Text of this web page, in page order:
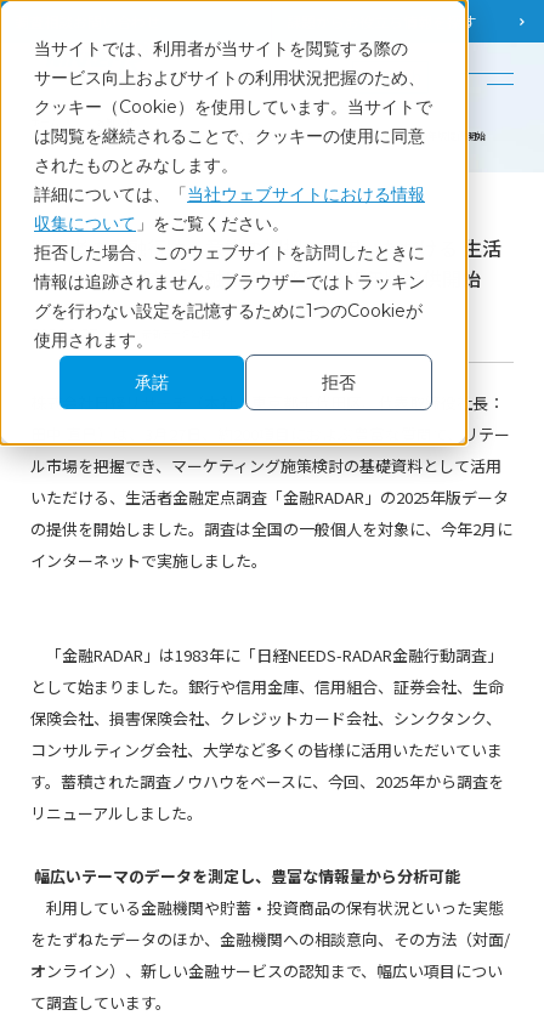
当サイトでは、利用者が当サイトを閲覧する際の
サービス向上およびサイトの利用状況把握のため、
クッキー（Cookie）を使用しています。当サイトで
は閲覧を継続されることで、クッキーの使用に同意
されたものとみなします。
詳細については、「当社ウェブサイトにおける情報
収集について 」をご覧ください。
拒否した場合、このウェブサイトを訪問したときに
情報は追跡されません。ブラウザーではトラッキン
グを行わない設定を記憶するために1つのCookieが
使用されます。
承諾
拒否
お役立ち情報を探す
English
消費者の金融行動・意識の把握に活用いただける 生活者金融定点調査「⾦融RADAR®」2025年版提供開始
News
消費者の金融行動・意識の把握に活用いただける 生活
者金融定点調査「⾦融RADAR®」2025年版提供開始
2026.3.27
株式会社日経リサーチ（本社：東京都千代田区、代表取締役社長：
田中 直巳）は、3月27日、約200項目におよぶ豊富な質問で、リテー
ル市場を把握でき、マーケティング施策検討の基礎資料として活用
いただける、生活者金融定点調査「金融RADAR」の2025年版データ
の提供を開始しました。調査は全国の一般個人を対象に、今年2月に
インターネットで実施しました。
「⾦融RADAR」は1983年に「⽇経NEEDS-RADAR⾦融⾏動調査」
として始まりました。銀⾏や信⽤⾦庫、信⽤組合、証券会社、⽣命
保険会社、損害保険会社、クレジットカード会社、シンクタンク、
コンサルティング会社、⼤学など多くの皆様に活⽤いただいていま
す。蓄積された調査ノウハウをベースに、今回、2025年から調査を
リニューアルしました。
幅広いテーマのデータを測定し、豊富な情報量から分析可能
利用している金融機関や貯蓄・投資商品の保有状況といった実態
をたずねたデータのほか、金融機関への相談意向、その方法（対面/
オンライン）、新しい金融サービスの認知まで、幅広い項目につい
て調査しています。